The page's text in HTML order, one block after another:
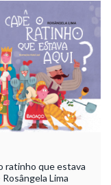
ratinho que estava
Rosângela Lima